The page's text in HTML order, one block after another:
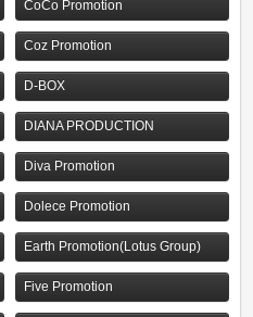
CoCo Promotion
Coz Promotion
D-BOX
DIANA PRODUCTION
Diva Promotion
Dolece Promotion
Earth Promotion(Lotus Group)
Five Promotion